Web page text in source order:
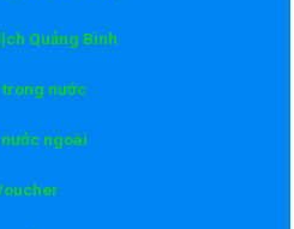
Quảng Bình
trong nước
ngoài